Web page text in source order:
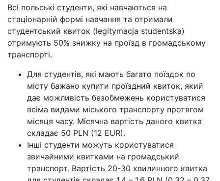
Всі польські студенти, які навчаються на
стаціонарній формі навчання та отримали
студентський квиток (legitymacja studentska)
отримують 50% знижку на проїзд в громадському
транспорті.
Для студентів, які мають багато поїздок по
місту бажано купити проїздний квиток, який
дає можливість безобмежень користуватися
всіма видами міського транспорту протягом
місяця часу. Місячна вартість даного квитка
складає 50 PLN (12 EUR).
Інші студенти можуть користуватися
звичайними квитками на громадський
транспорт. Вартість 20-30 хвилинного квитка